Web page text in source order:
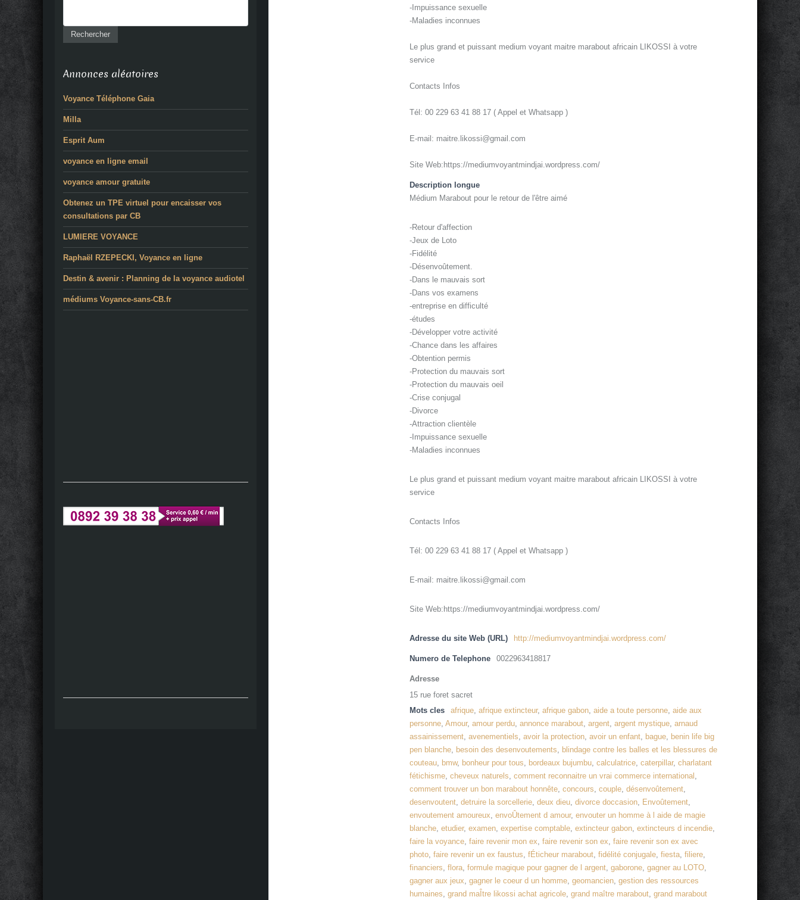
-Impuissance sexuelle
-Maladies inconnues
Le plus grand et puissant medium voyant maitre marabout africain LIKOSSI à votre
service
Contacts Infos
Tél: 00 229 63 41 88 17 ( Appel et Whatsapp )
E-mail: maitre.likossi@gmail.com
Site Web:https://mediumvoyantmindjai.wordpress.com/
Description longue
Médium Marabout pour le retour de l'être aimé
-Retour d'affection
-Jeux de Loto
-Fidélité
-Désenvoûtement.
-Dans le mauvais sort
-Dans vos examens
-entreprise en difficulté
-études
-Développer votre activité
-Chance dans les affaires
-Obtention permis
-Protection du mauvais sort
-Protection du mauvais oeil
-Crise conjugal
-Divorce
-Attraction clientèle
-Impuissance sexuelle
-Maladies inconnues
Le plus grand et puissant medium voyant maitre marabout africain LIKOSSI à votre
service
Contacts Infos
Tél: 00 229 63 41 88 17 ( Appel et Whatsapp )
E-mail: maitre.likossi@gmail.com
Site Web:https://mediumvoyantmindjai.wordpress.com/
Adresse du site Web (URL) http://mediumvoyantmindjai.wordpress.com/
Numero de Telephone 0022963418817
Adresse
15 rue foret sacret
Mots cles
afrique,afrique extincteur,afrique gabon,aide a toute personne,aide aux
personne,Amour,amour perdu,annonce marabout,argent,argent mystique,arnaud
assainissement,avenementiels,avoir la protection,avoir un enfant, bague, benin life big
pen blanche, besoin des desenvoutements, blindage contre les balles et les blessures de
couteau, bmw, bonheur pour tous, bordeaux bujumbu,calculatrice,caterpillar,charlatant
fétichisme,cheveux naturels,comment reconnaitre un vrai commerce international ,
comment trouver un bon marabout honnête,concours,couple,désenvoûtement,
desenvoutent,detruire la sorcellerie,deux dieu,divorce doccasion, Envoûtement,
envoutement amoureux,envoÛtement d amour,envouter un homme à l aide de magie
blanche,etudier,examen,expertise comptable,extincteur gabon,extincteurs d incendie,
faire la voyance,faire revenir mon ex,faire revenir son ex,faire revenir son ex avec
photo,faire revenir un ex faustus,fÉticheur marabout,fidélité conjugale,fiesta,filiere,
financiers,flora,formule magique pour gagner de l argent,gaborone,gagner au LOTO,
gagner aux jeux,gagner le coeur d un homme,geomancien,gestion des ressources
humaines,grand maÎtre likossi achat agricole,grand maître marabout,grand marabout
Annonces aléatoires
Voyance Téléphone Gaia
Milla
Esprit Aum
voyance en ligne email
voyance amour gratuite
Obtenez un TPE virtuel pour encaisser vos
consultations par CB
LUMIERE VOYANCE
Raphaël RZEPECKI, Voyance en ligne
Destin & avenir : Planning de la voyance audiotel
médiums Voyance-sans-CB.fr